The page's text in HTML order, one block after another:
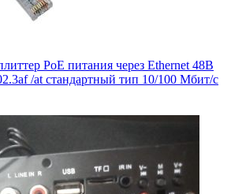
PoE питания через Ethernet 48В
/at стандартный тип 10/100 Мбит/с